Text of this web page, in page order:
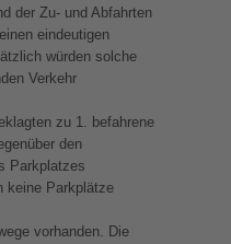
der Zu- und Abfahrten
eindeutigen
würden solche
Verkehr
zu 1. befahrene
den
Parkplatzes
keine Parkplätze
vorhanden. Die